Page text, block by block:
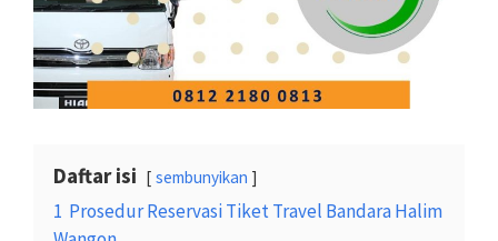
Daftar isi sembunyikan
1 Prosedur Reservasi Tiket Travel Bandara Halim